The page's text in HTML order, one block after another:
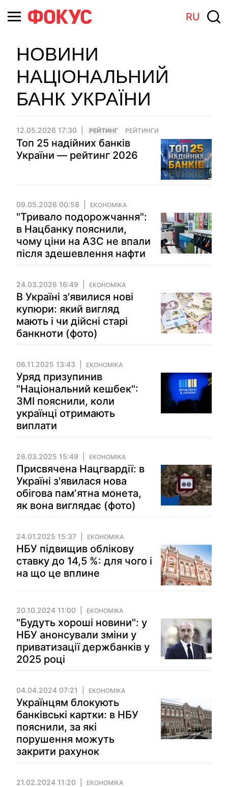
RU
НОВИНИ
НАЦІОНАЛЬНИЙ
БАНК УКРАЇНИ
12.05.2026 17:30 РЕЙТИНГ РЕЙТИНГИ
Топ 25 надійних банків
України — рейтинг 2026
09.05.2026 00:58 ЕКОНОМІКА
"Тривало подорожчання":
в Нацбанку пояснили,
чому ціни на АЗС не впали
після здешевлення нафти
24.03.2026 16:49 ЕКОНОМІКА
В Україні з'явилися нові
купюри: який вигляд
мають і чи дійсні старі
банкноти (фото)
06.11.2025 13:43 ЕКОНОМІКА
Уряд призупинив
"Національний кешбек":
ЗМІ пояснили, коли
українці отримають
виплати
26.03.2025 15:49 ЕКОНОМІКА
Присвячена Нацгвардії: в
Україні з'явилася нова
обігова памʼятна монета,
як вона виглядає (фото)
24.01.2025 15:37 ЕКОНОМІКА
НБУ підвищив облікову
ставку до 14,5 %: для чого і
на що це вплине
20.10.2024 11:00 ЕКОНОМІКА
"Будуть хороші новини": у
НБУ анонсували зміни у
приватизації держбанків у
2025 році
04.04.2024 07:21 ЕКОНОМІКА
Українцям блокують
банківські картки: в НБУ
пояснили, за які
порушення можуть
закрити рахунок
21.02.2024 11:20 ЕКОНОМІКА